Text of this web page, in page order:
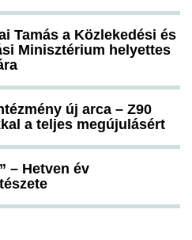
Tamás a Közlekedési és
Minisztérium helyettes
új arca – Z90
a teljes megújulásért
– Hetven év